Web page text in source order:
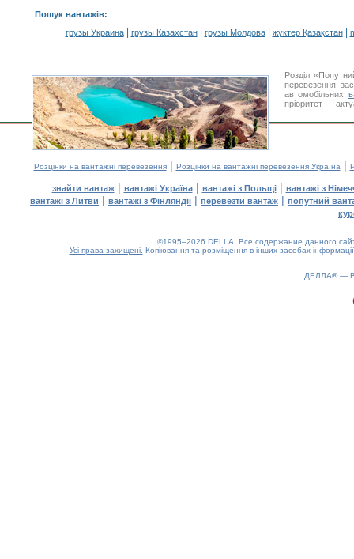
Пошук вантажів:
грузы Украина| грузы Казахстан| грузы Молдова| жүктер Қазақстан|
Розділ
перевезення
автомобільних
пріоритет —
Розцінки на вантажні перевезення| Розцінки на вантажні перевезення Україна |
знайти вантаж| вантажі Україна| вантажі з Польщі| вантажі з
вантажі з Литви | вантажі з Фінляндії| перевезти вантаж | попутний
©1995–2026 DELLA. Все содержание данного
Усі права захищені. Копіювання та розміщення в інших засобах
ДЕЛЛА® —